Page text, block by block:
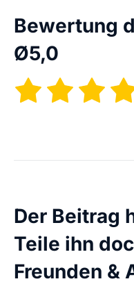
Bewertung
Ø5,0
Der Beitrag
Teile ihn
Freunden &